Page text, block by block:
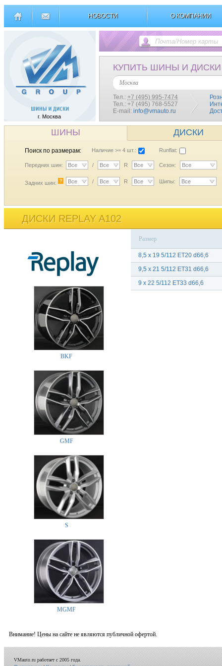
НОВОСТИ О КОМПАНИИ
г. Москва
КУПИТЬ ШИНЫ И ДИСКИ
Москва
Тел.: +7 (495) 995-7474
Тел.: +7 (495) 768-5527
E-mail: info@vmauto.ru
ШИНЫ ДИСКИ
Поиск по размерам: Наличие >= 4 шт.: Runflat:
Передних шин: Все / Все R Все Сезон: Все
Задних шин: ? Все / Все R Все Шипы: Все
ДИСКИ REPLAY A102
BKF
GMF
S
MGMF
Размер
8,5 x 19 5/112 ET20 d66,6
9,5 x 21 5/112 ET31 d66,6
9 x 22 5/112 ET33 d66,6
Внимание! Цены на сайте не являются публичной офертой.
VMauto.ru работает с 2005 года.